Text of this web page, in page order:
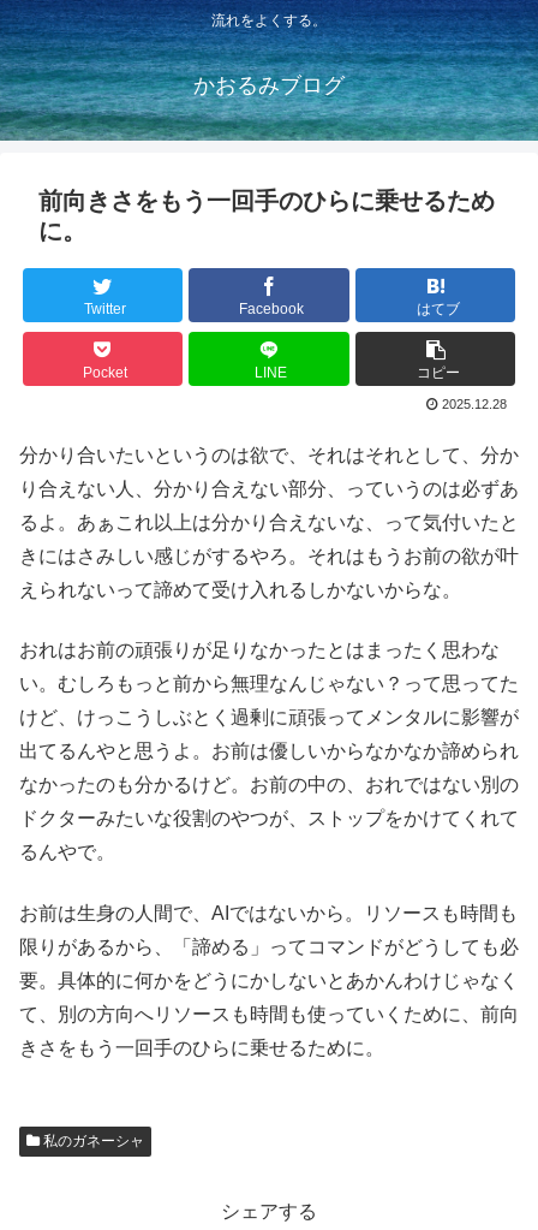
流れをよくする。
かおるみブログ
前向きさをもう一回手のひらに乗せるため
に。
Twitter Facebook はてブ
Pocket LINE コピー
2025.12.28
分かり合いたいというのは欲で、それはそれとして、分か
り合えない人、分かり合えない部分、っていうのは必ずあ
るよ。あぁこれ以上は分かり合えないな、って気付いたと
きにはさみしい感じがするやろ。それはもうお前の欲が叶
えられないって諦めて受け入れるしかないからな。
おれはお前の頑張りが足りなかったとはまったく思わな
い。むしろもっと前から無理なんじゃない？って思ってた
けど、けっこうしぶとく過剰に頑張ってメンタルに影響が
出てるんやと思うよ。お前は優しいからなかなか諦められ
なかったのも分かるけど。お前の中の、おれではない別の
ドクターみたいな役割のやつが、ストップをかけてくれて
るんやで。
お前は生身の人間で、AIではないから。リソースも時間も
限りがあるから、「諦める」ってコマンドがどうしても必
要。具体的に何かをどうにかしないとあかんわけじゃなく
て、別の方向へリソースも時間も使っていくために、前向
きさをもう一回手のひらに乗せるために。
私のガネーシャ
シェアする